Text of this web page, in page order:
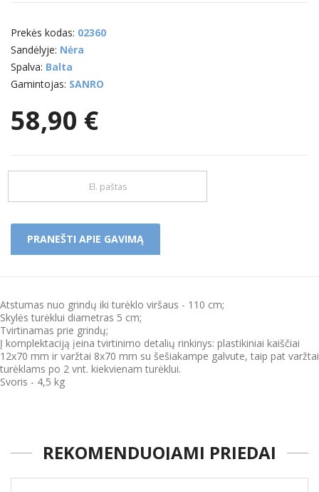
Prekės kodas: 02360
Sandėlyje: Nėra
Spalva: Balta
Gamintojas: SANRO
58,90 €
Atstumas nuo grindų iki turėklo viršaus - 110 cm;
Skylės turėklui diametras 5 cm;
Tvirtinamas prie grindų;
Į komplektaciją įeina tvirtinimo detalių rinkinys: plastikiniai kaiščiai
12x70 mm ir varžtai 8x70 mm su šešiakampe galvute, taip pat varžtai
turėklams po 2 vnt. kiekvienam turėklui.
Svoris - 4,5 kg
REKOMENDUOJAMI PRIEDAI